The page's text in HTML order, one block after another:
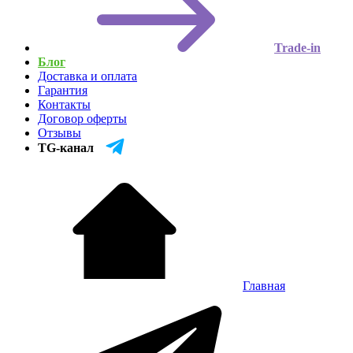
Trade-in
Блог
Доставка и оплата
Гарантия
Контакты
Договор оферты
Отзывы
TG-канал
Главная